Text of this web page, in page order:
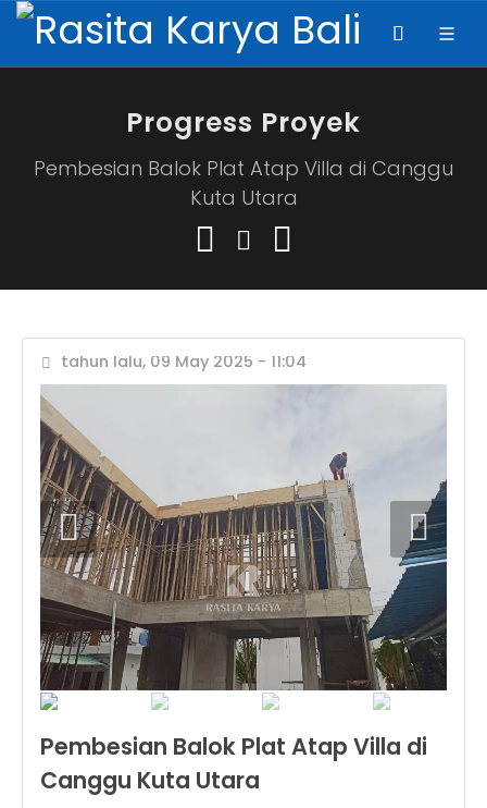
Progress Proyek
Pembesian Balok Plat Atap Villa di Canggu
Kuta Utara
tahun lalu, 09 May 2025 - 11:04
Pembesian Balok Plat Atap Villa di
Canggu Kuta Utara